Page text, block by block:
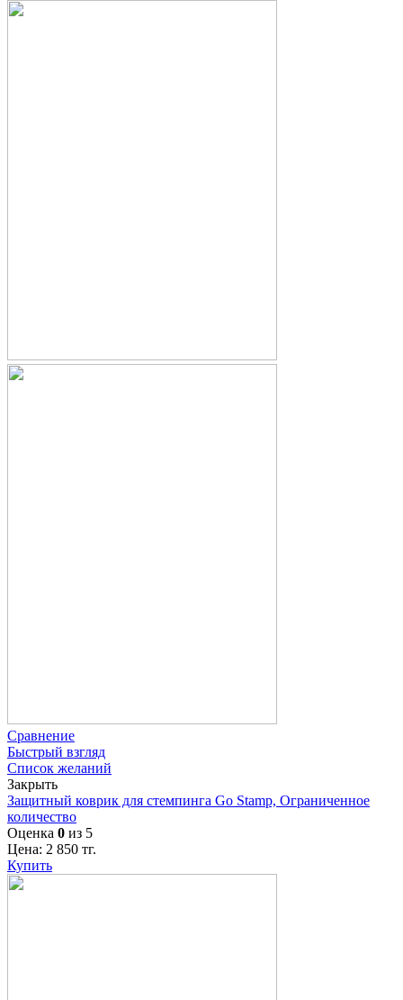
Сравнение
Быстрый взгляд
Список желаний
Закрыть
Защитный коврик для стемпинга Go Stamp, Ограниченное
количество
Оценка 0 из 5
Цена: 2 850 тг.
Купить